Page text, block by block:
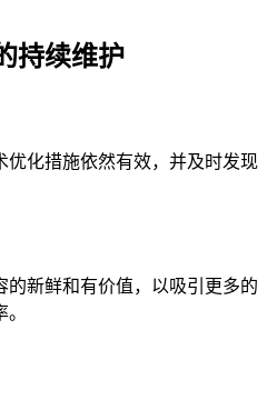
持续维护
优化措施依然有效，并及时发现
的新鲜和有价值，以吸引更多的